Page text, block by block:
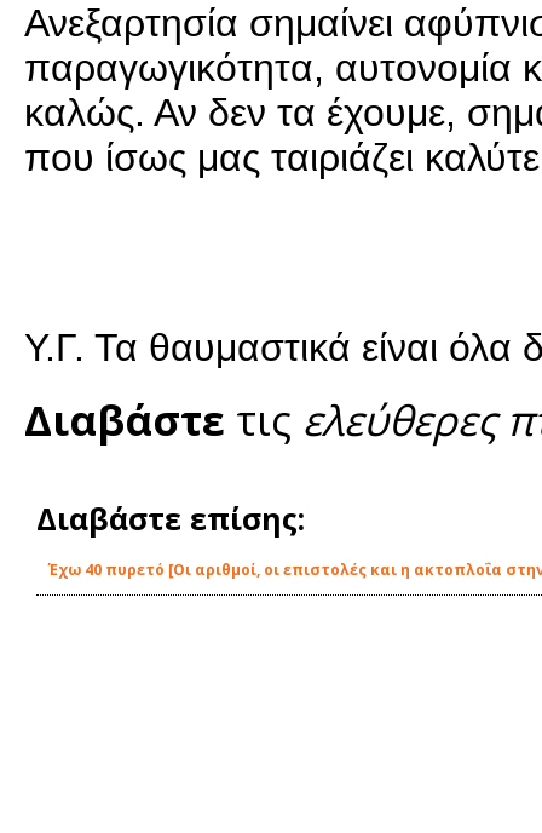
Ανεξαρτησία σημαίνει
παραγωγικότητα, αυτονομία
καλώς. Αν δεν τα έχουμε,
που ίσως μας ταιριάζει
Y.Γ. Τα θαυμαστικά είναι
Διαβάστε τις ελεύθερες
Διαβάστε επίσης:
Έχω 40 πυρετό [Οι αριθμοί, οι επιστολές και η ακτοπλοΐα